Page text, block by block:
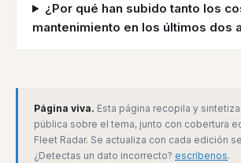
¿Por qué han subido tanto los
mantenimiento en los últimos dos
Página viva. Esta página recopila y
pública sobre el tema, junto con cobertura
Fleet Radar. Se actualiza con cada edición
¿Detectas un dato incorrecto? escríbenos.